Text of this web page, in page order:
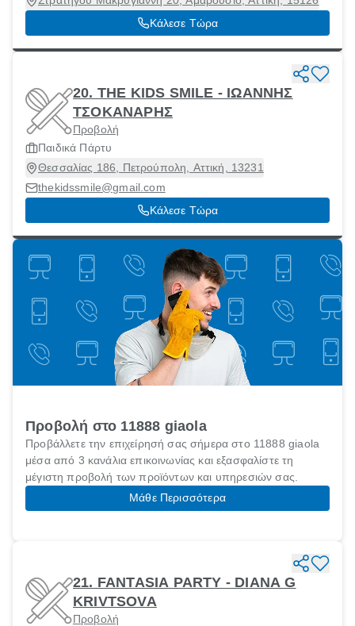
Κάλεσε Τώρα
20. THE KIDS SMILE - ΙΩΑΝΝΗΣ
ΤΣΟΚΑΝΑΡΗΣ
Προβολή
Παιδικά Πάρτυ
Θεσσαλίας 186, Πετρούπολη, Αττική, 13231
thekidssmile@gmail.com
Κάλεσε Τώρα
Προβολή στο 11888 giaola
Προβάλλετε την επιχείρησή σας σήμερα στο 11888 giaola
μέσα από 3 κανάλια επικοινωνίας και εξασφαλίστε τη
μέγιστη προβολή των προϊόντων και υπηρεσιών σας.
Μάθε Περισσότερα
21. FANTASIA PARTY - DIANA G
KRIVTSOVA
Προβολή